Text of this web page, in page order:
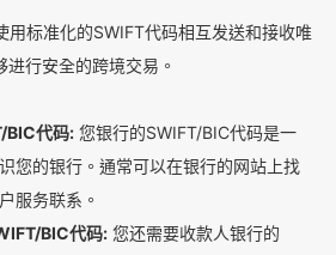
用标准化的SWIFT代码相互发送和接收唯
行安全的跨境交易。
BIC代码: 您银行的SWIFT/BIC代码是一
您的银行。通常可以在银行的网站上找
服务联系。
BIC代码: 您还需要收款人银行的